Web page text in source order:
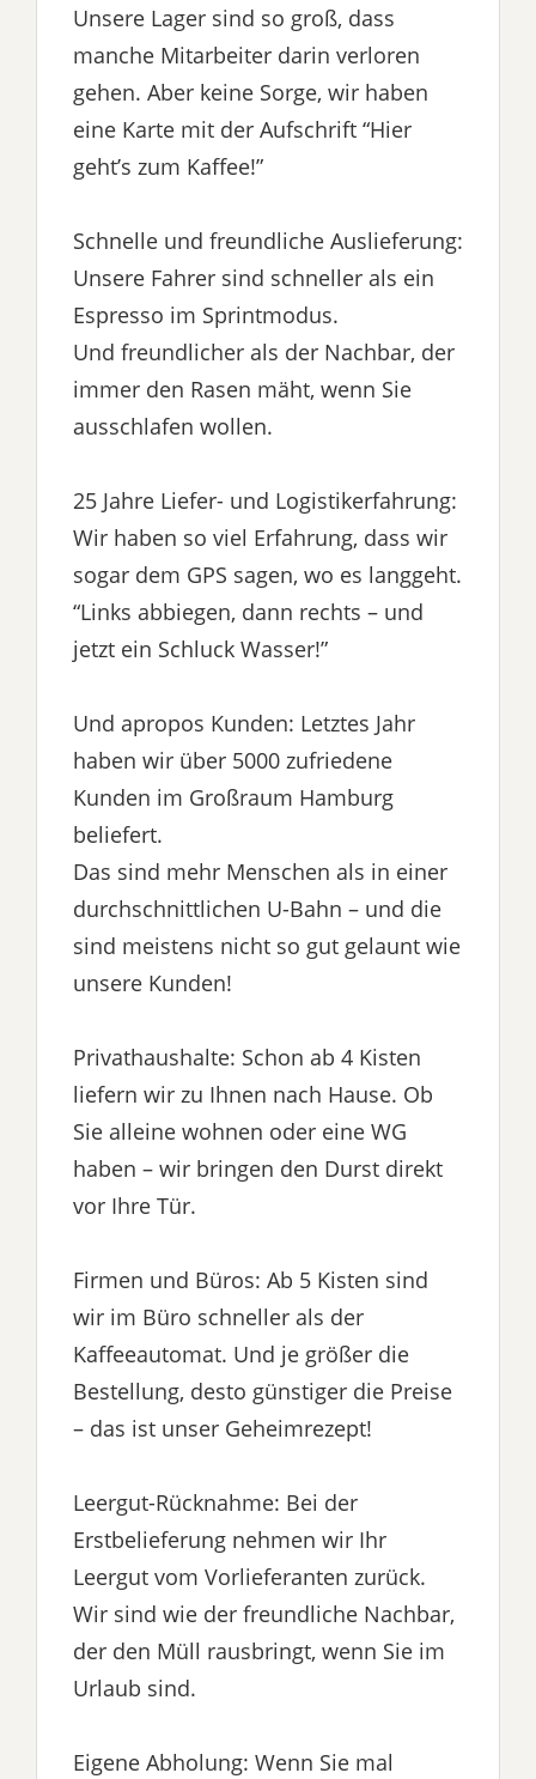
Unsere Lager sind so groß, dass
manche Mitarbeiter darin verloren
gehen. Aber keine Sorge, wir haben
eine Karte mit der Aufschrift “Hier
geht’s zum Kaffee!”
Schnelle und freundliche Auslieferung:
Unsere Fahrer sind schneller als ein
Espresso im Sprintmodus.
Und freundlicher als der Nachbar, der
immer den Rasen mäht, wenn Sie
ausschlafen wollen.
25 Jahre Liefer- und Logistikerfahrung:
Wir haben so viel Erfahrung, dass wir
sogar dem GPS sagen, wo es langgeht.
“Links abbiegen, dann rechts – und
jetzt ein Schluck Wasser!”
Und apropos Kunden: Letztes Jahr
haben wir über 5000 zufriedene
Kunden im Großraum Hamburg
beliefert.
Das sind mehr Menschen als in einer
durchschnittlichen U-Bahn – und die
sind meistens nicht so gut gelaunt wie
unsere Kunden!
Privathaushalte: Schon ab 4 Kisten
liefern wir zu Ihnen nach Hause. Ob
Sie alleine wohnen oder eine WG
haben – wir bringen den Durst direkt
vor Ihre Tür.
Firmen und Büros: Ab 5 Kisten sind
wir im Büro schneller als der
Kaffeeautomat. Und je größer die
Bestellung, desto günstiger die Preise
– das ist unser Geheimrezept!
Leergut-Rücknahme: Bei der
Erstbelieferung nehmen wir Ihr
Leergut vom Vorlieferanten zurück.
Wir sind wie der freundliche Nachbar,
der den Müll rausbringt, wenn Sie im
Urlaub sind.
Eigene Abholung: Wenn Sie mal